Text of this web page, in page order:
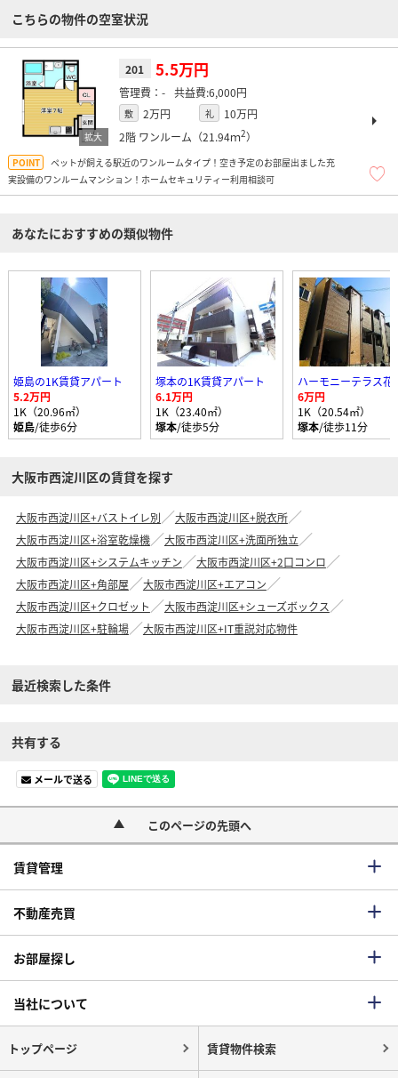
こちらの物件の空室状況
201 5.5万円
- 6,000円
敷 2万円 礼
10万円
2階 ワンルーム（21.94ｍ2）
ペットが飼える駅近のワンルームタイプ！空き予定のお部屋出ました充
実設備のワンルームマンション！ホームセキュリティー利用相談可
あなたにおすすめの類似物件
姫島の1K賃貸アパート
5.2万円
1K（20.96㎡）
姫島/徒歩6分
塚本の1K賃貸アパート
6.1万円
1K（23.40㎡）
塚本/徒歩5分
ハーモニーテラス
6万円
1K（20.54㎡）
塚本/徒歩11分
大阪市西淀川区の賃貸を探す
大阪市西淀川区+バストイレ別
大阪市西淀川区+脱衣所
大阪市西淀川区+浴室乾燥機
大阪市西淀川区+洗面所独立
大阪市西淀川区+システムキッチン
大阪市西淀川区+2口コンロ
大阪市西淀川区+角部屋
大阪市西淀川区+エアコン
大阪市西淀川区+クロゼット
大阪市西淀川区+シューズボックス
大阪市西淀川区+駐輪場
大阪市西淀川区+IT重説対応物件
最近検索した条件
共有する
メールで送る
このページの先頭へ
賃貸管理
不動産売買
お部屋探し
当社について
トップページ 賃貸物件検索